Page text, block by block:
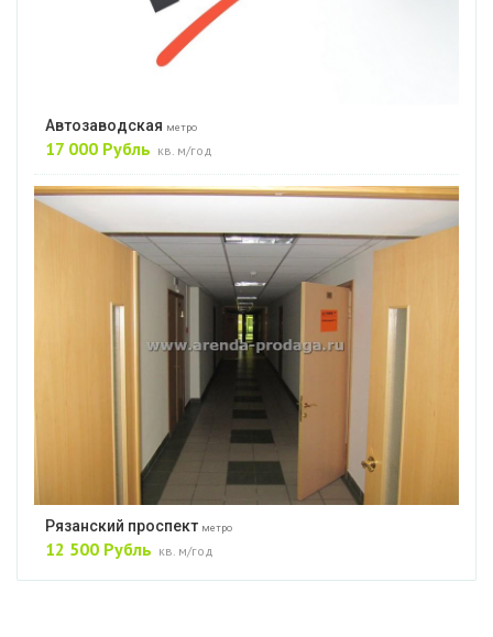
Автозаводская метро
17 000 Рубль кв. м/год
Рязанский проспект метро
12 500 Рубль кв. м/год